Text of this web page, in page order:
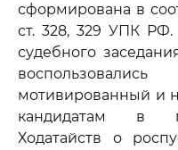
сформирована в
ст. 328, 329 УПК РФ.
судебного
мотивированный и
кандидатам в
Ходатайств о